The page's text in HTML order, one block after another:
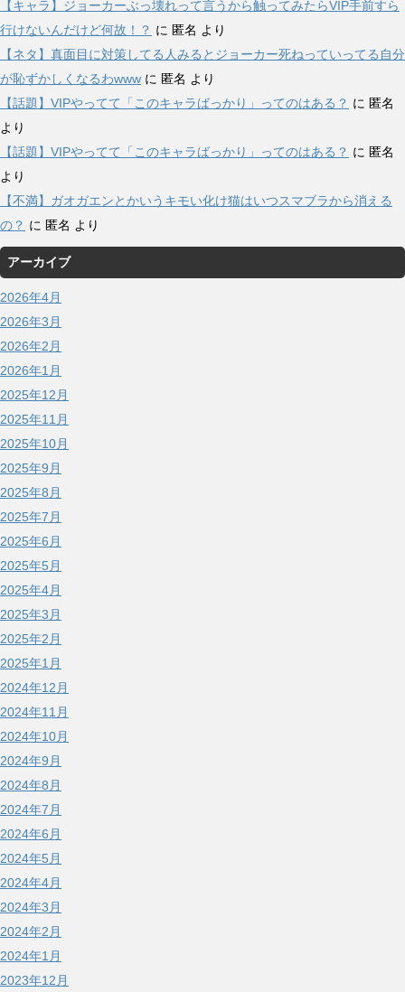
【キャラ】ジョーカーぶっ壊れって言うから触ってみたらVIP手前すら
行けないんだけど何故！？ に 匿名 より
【ネタ】真面目に対策してる人みるとジョーカー死ねっていってる自分
が恥ずかしくなるわwww に 匿名 より
【話題】VIPやってて「このキャラばっかり」ってのはある？ に 匿名
より
【話題】VIPやってて「このキャラばっかり」ってのはある？ に 匿名
より
【不満】ガオガエンとかいうキモい化け猫はいつスマブラから消える
の？ に 匿名 より
アーカイブ
2026年4月
2026年3月
2026年2月
2026年1月
2025年12月
2025年11月
2025年10月
2025年9月
2025年8月
2025年7月
2025年6月
2025年5月
2025年4月
2025年3月
2025年2月
2025年1月
2024年12月
2024年11月
2024年10月
2024年9月
2024年8月
2024年7月
2024年6月
2024年5月
2024年4月
2024年3月
2024年2月
2024年1月
2023年12月